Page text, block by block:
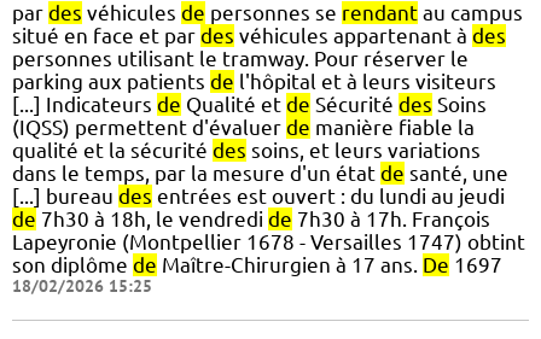
par des véhicules de personnes se rendant au campus
situé en face et par des véhicules appartenant à des
personnes utilisant le tramway. Pour réserver le
parking aux patients de l'hôpital et à leurs visiteurs
[...] Indicateurs de Qualité et de Sécurité des Soins
(IQSS) permettent d'évaluer de manière fiable la
qualité et la sécurité des soins, et leurs variations
dans le temps, par la mesure d'un état de santé, une
[...] bureau des entrées est ouvert : du lundi au jeudi
de 7h30 à 18h, le vendredi de 7h30 à 17h. François
Lapeyronie (Montpellier 1678 - Versailles 1747) obtint
son diplôme de Maître-Chirurgien à 17 ans. De 1697
18/02/2026 15:25